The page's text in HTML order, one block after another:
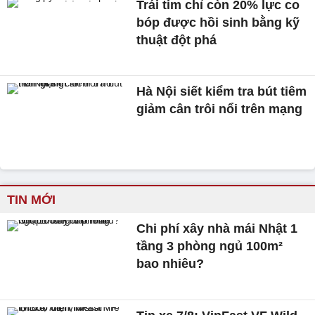
Trái tim chỉ còn 20% lực co
bóp được hồi sinh bằng kỹ
thuật đột phá
Hà Nội siết kiểm tra bút tiêm
giảm cân trôi nổi trên mạng
TIN MỚI
Chi phí xây nhà mái Nhật 1
tầng 3 phòng ngủ 100m²
bao nhiêu?